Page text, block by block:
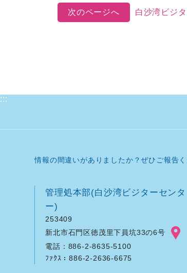
次のページへ 白沙湾ビジターセンタ
:::
情報の間違いがありましたか？ぜひご報告く
管理処本部(白沙湾ビジターセンタ
ー)
253409
新北市石門区徳茂里下員坑33の6号
電話：886-2-8635-5100
ﾌｧｸｽ：886-2-2636-6675